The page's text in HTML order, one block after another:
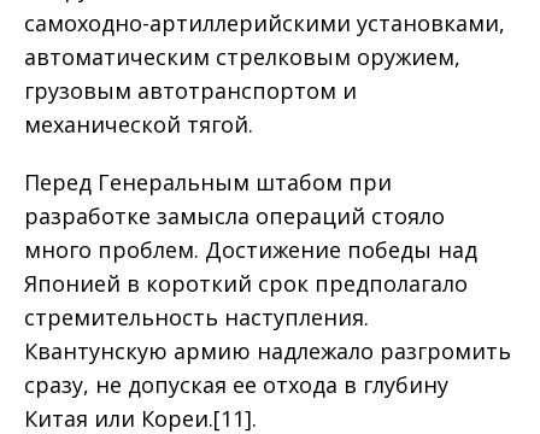
самоходно-артиллерийскими установками,
автоматическим стрелковым оружием,
грузовым автотранспортом и
механической тягой.
Перед Генеральным штабом при
разработке замысла операций стояло
много проблем. Достижение победы над
Японией в короткий срок предполагало
стремительность наступления.
Квантунскую армию надлежало разгромить
сразу, не допуская ее отхода в глубину
Китая или Кореи.[11].